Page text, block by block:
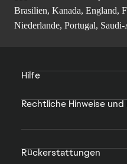
Brasilien, Kanada, England,
Niederlande, Portugal,
Hilfe
Rechtliche Hinweise
Rückerstattungen